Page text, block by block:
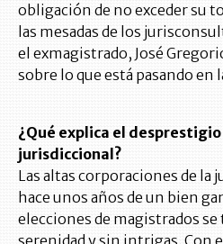
obligación de no exceder su
las mesadas de los
el exmagistrado, José
sobre lo que está pasando en
¿Qué explica el
jurisdiccional?
Las altas corporaciones de la
hace unos años de un bien
elecciones de magistrados